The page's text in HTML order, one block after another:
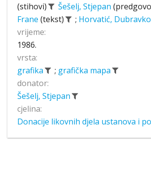
(stihovi)
Šešelj, Stjepan
Frane (tekst) ; Horvatić, Dubravko
vrijeme:
1986.
vrsta:
grafika
; grafička mapa
donator:
Šešelj, Stjepan
cjelina:
Donacije likovnih djela ustanova i